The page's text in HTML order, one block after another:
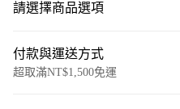
請選擇商品選項
付款與運送方式
超取滿NT$1,500免運